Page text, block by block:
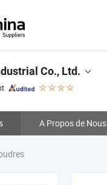
Co., Ltd.
A Propos de Nous